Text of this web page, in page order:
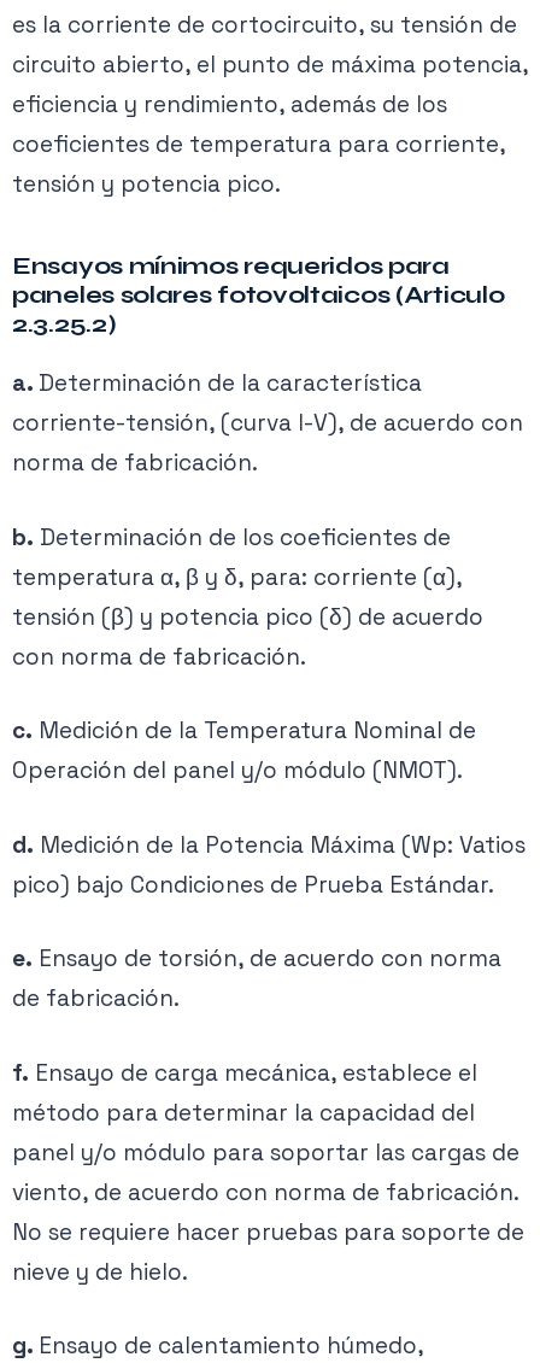
es la corriente de cortocircuito, su tensión de
circuito abierto, el punto de máxima potencia,
eficiencia y rendimiento, además de los
coeficientes de temperatura para corriente,
tensión y potencia pico.
Ensayos mínimos requeridos para
paneles solares fotovoltaicos (Articulo
2.3.25.2)
a. Determinación de la característica
corriente-tensión, (curva I-V), de acuerdo con
norma de fabricación.
b. Determinación de los coeficientes de
temperatura α, β y δ, para: corriente (α),
tensión (β) y potencia pico (δ) de acuerdo
con norma de fabricación.
c. Medición de la Temperatura Nominal de
Operación del panel y/o módulo (NMOT).
d. Medición de la Potencia Máxima (Wp: Vatios
pico) bajo Condiciones de Prueba Estándar.
e. Ensayo de torsión, de acuerdo con norma
de fabricación.
f. Ensayo de carga mecánica, establece el
método para determinar la capacidad del
panel y/o módulo para soportar las cargas de
viento, de acuerdo con norma de fabricación.
No se requiere hacer pruebas para soporte de
nieve y de hielo.
g. Ensayo de calentamiento húmedo,